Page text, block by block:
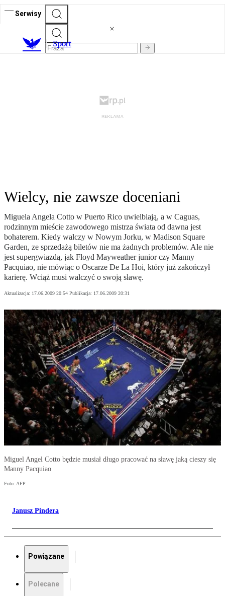
Serwisy
Sport
Wielcy, nie zawsze doceniani
Miguela Angela Cotto w Puerto Rico uwielbiają, a w Caguas,
rodzinnym mieście zawodowego mistrza świata od dawna jest
bohaterem. Kiedy walczy w Nowym Jorku, w Madison Square
Garden, ze sprzedażą biletów nie ma żadnych problemów. Ale nie
jest supergwiazdą, jak Floyd Mayweather junior czy Manny
Pacquiao, nie mówiąc o Oscarze De La Hoi, który już zakończył
karierę. Wciąż musi walczyć o swoją sławę.
Aktualizacja: 17.06.2009 20:54 Publikacja: 17.06.2009 20:31
Miguel Angel Cotto będzie musiał długo pracować na sławę jaką cieszy się
Manny Pacquiao
Foto: AFP
Janusz Pindera
Powiązane
Polecane